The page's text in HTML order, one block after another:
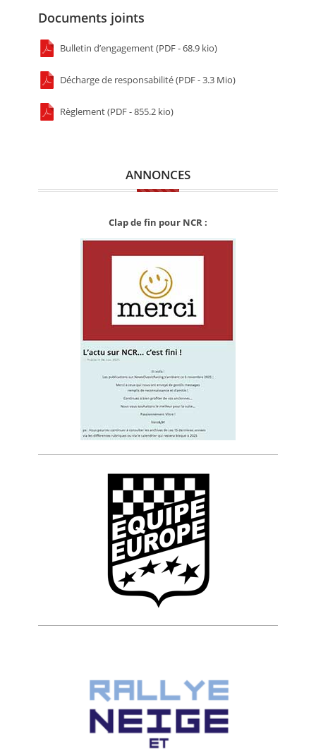
Documents joints
Bulletin d’engagement (PDF - 68.9 kio)
Décharge de responsabilité (PDF - 3.3 Mio)
Règlement (PDF - 855.2 kio)
ANNONCES
Clap de fin pour NCR :